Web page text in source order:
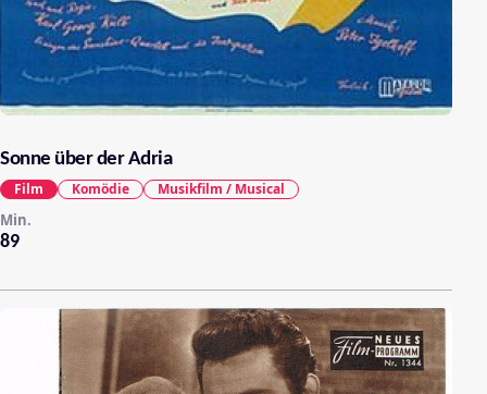
Sonne über der Adria
89
Min.
Film Komödie Musikfilm / Musical